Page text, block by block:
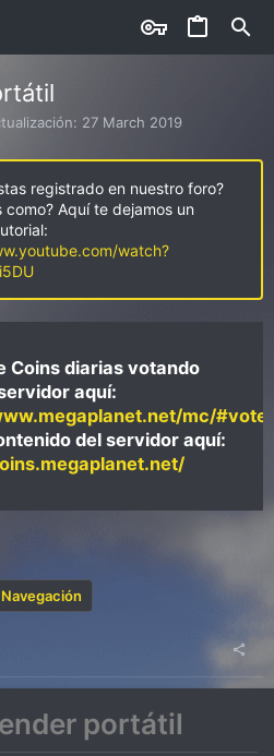
27 March 2019
registrado en nuestro foro?
como? Aquí te dejamos un
watch?
Coins diarias votando
aquí:
mc/#vote
del servidor aquí:
Navegación
portátil